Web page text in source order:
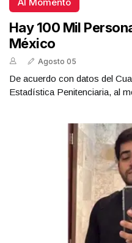
Hay 100 Mil
México
Agosto 05
De acuerdo con datos del
Estadística Penitenciaria, al